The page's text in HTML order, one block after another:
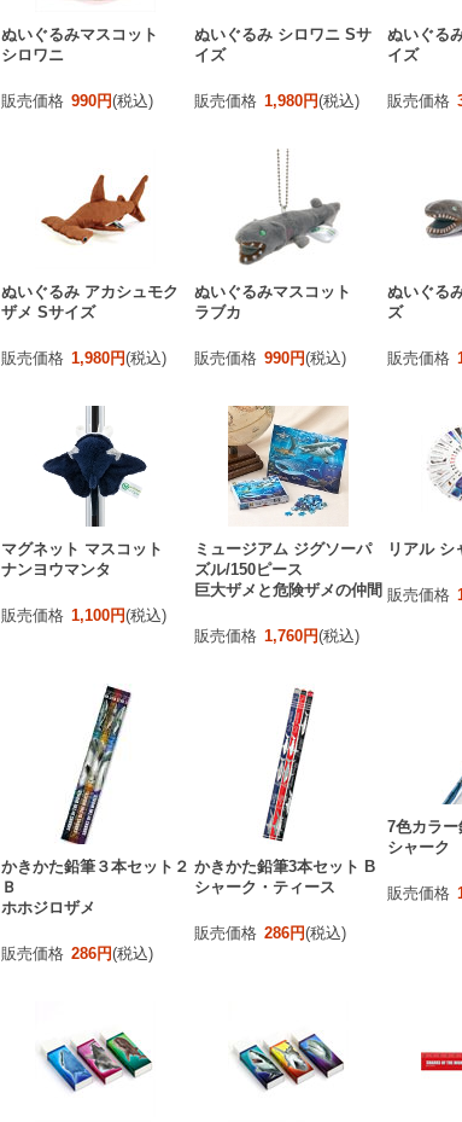
ぬいぐるみマスコット
シロワニ
販売価格 990円(税込)
ぬいぐるみ シロワニ Sサ
イズ
販売価格 1,980円(税込)
ぬいぐる
イズ
販売価格
ぬいぐるみ アカシュモク
ザメ Sサイズ
販売価格 1,980円(税込)
ぬいぐるみマスコット
ラブカ
販売価格 990円(税込)
ぬいぐる
ズ
販売価格
マグネット マスコット
ナンヨウマンタ
販売価格 1,100円(税込)
ミュージアム ジグソーパ
ズル/150ピース
巨大ザメと危険ザメの仲間
販売価格 1,760円(税込)
リアル シ
販売価格
かきかた鉛筆３本セット２
Ｂ
ホホジロザメ
販売価格 286円(税込)
かきかた鉛筆3本セット B
シャーク・ティース
販売価格 286円(税込)
7色カラー
シャーク
販売価格